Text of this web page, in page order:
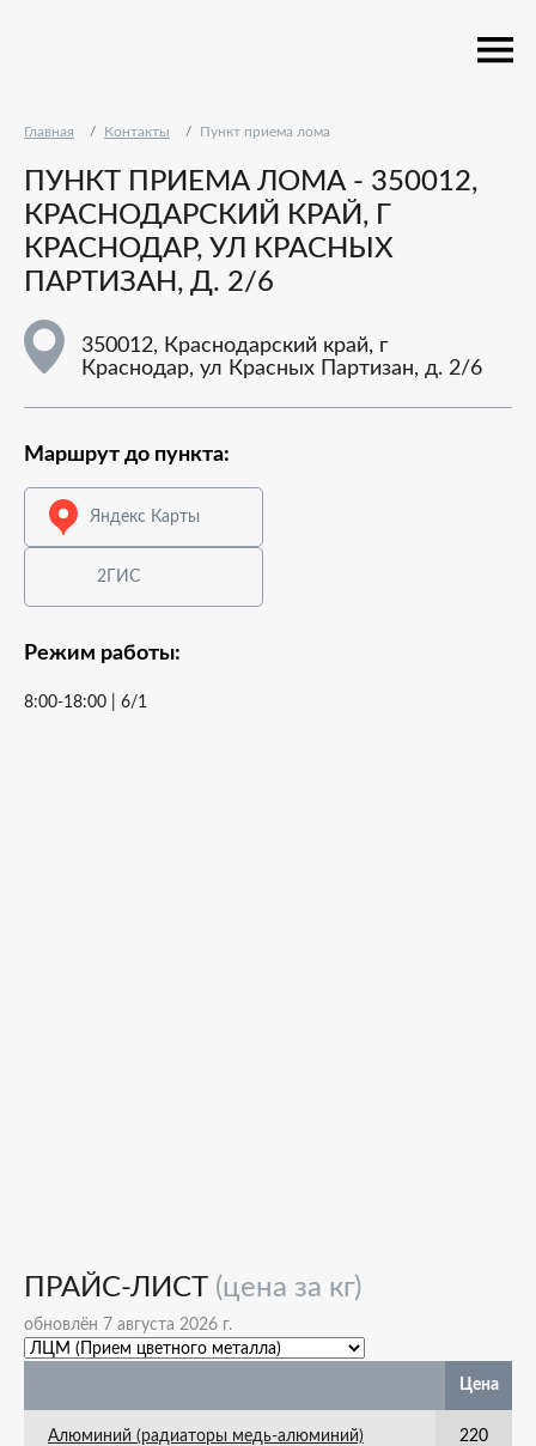
Главная Контакты Пункт приема лома
ПУНКТ ПРИЕМА ЛОМА - 350012,
КРАСНОДАРСКИЙ КРАЙ, Г
КРАСНОДАР, УЛ КРАСНЫХ
ПАРТИЗАН, Д. 2/6
350012, Краснодарский край, г
Краснодар, ул Красных Партизан, д. 2/6
Маршрут до пункта:
Яндекс Карты
2ГИС
Режим работы:
8:00-18:00 | 6/1
ПРАЙС-ЛИСТ (цена за кг)
обновлён 7 августа 2026 г.
Цена
Алюминий (радиаторы медь-алюминий) 220